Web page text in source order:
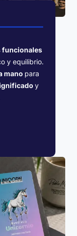
funcionales
y equilibrio.
mano para
y